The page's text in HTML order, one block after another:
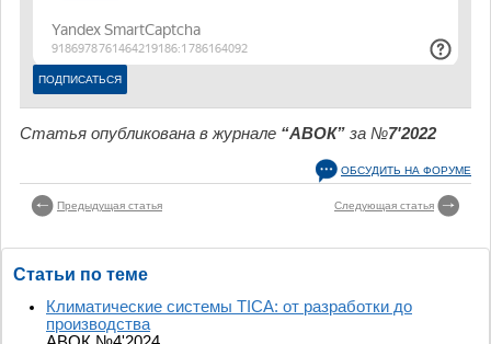
Статья опубликована в журнале “АВОК” за №7'2022
ОБСУДИТЬ НА ФОРУМЕ
Предыдущая статья Следующая статья
Статьи по теме
Климатические системы TICA: от разработки до
производства